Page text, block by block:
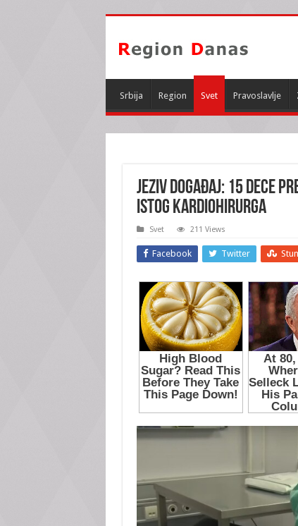
Srbija Region Svet Pravoslavlje
JEZIV DOGAĐAJ: 15
istog kardiohirurga
Svet 211 Views
Facebook Twitter